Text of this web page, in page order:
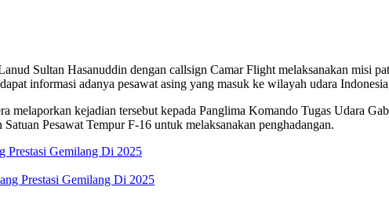
Sultan Hasanuddin dengan callsign Camar Flight melaksanakan misi
informasi adanya pesawat asing yang masuk ke wilayah udara
kejadian tersebut kepada Panglima Komando Tugas Udara
Pesawat Tempur F-16 untuk melaksanakan penghadangan.
Prestasi Gemilang Di 2025